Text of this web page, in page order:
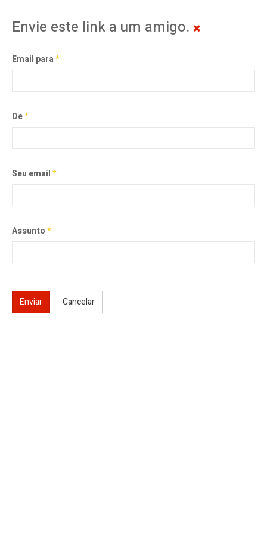
Envie este link a um amigo.
Email para*
De*
Seu email*
Assunto*
Enviar Cancelar